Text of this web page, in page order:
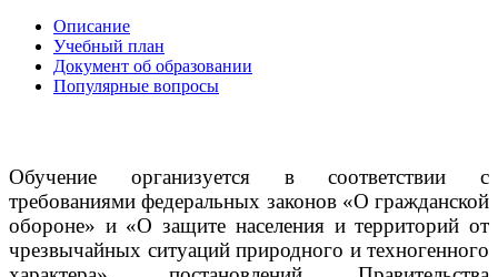
Описание
Учебный план
Документ об образовании
Популярные вопросы
Обучение организуется в соответствии с
требованиями федеральных законов «О гражданской
обороне» и «О защите населения и территорий от
чрезвычайных ситуаций природного и техногенного